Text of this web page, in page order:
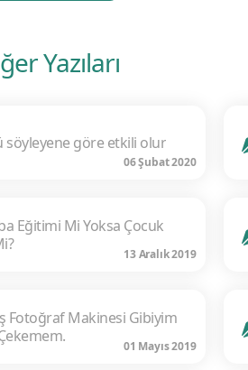
Yazıları
söyleyene göre etkili olur
06 Şubat 2020
Eğitimi Mi Yoksa Çocuk
13 Aralık 2019
Fotoğraf Makinesi Gibiyim
01 Mayıs 2019